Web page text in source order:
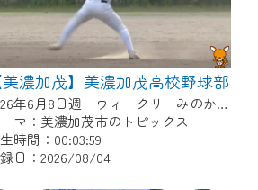
美濃加茂】美濃加茂高校野球部
2026年6月8日週 ウィークリーみのかもにて放送
マ：美濃加茂市のトピックス
時間：00:03:59
日：2026/08/04